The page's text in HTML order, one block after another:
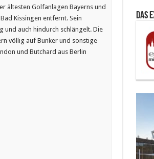
ältesten Golfanlagen Bayerns und
Kissingen entfernt. Sein
und auch hindurch schlängelt. Die
völlig auf Bunker und sonstige
und Butchard aus Berlin
Das